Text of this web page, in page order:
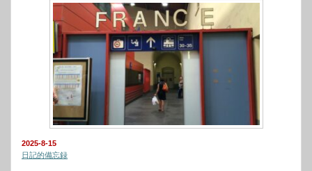
2025-8-15
日記的備忘録